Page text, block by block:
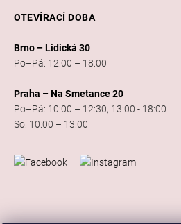
OTEVÍRACÍ DOBA
Brno – Lidická 30
Po–Pá: 12:00 – 18:00
Praha – Na Smetance 20
Po–Pá: 10:00 – 12:30, 13:00 - 18:00
So: 10:00 – 13:00